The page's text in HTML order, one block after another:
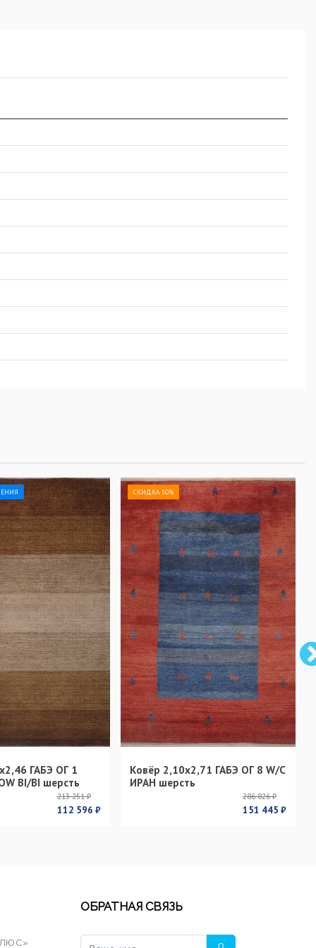
ГАБЭ ОГ 1
BI/BI шерсть
213 251 ₽
112 596 ₽
СКИДКА 50%
Ковёр 2,10х2,71 ГАБЭ ОГ 8 W/C
ИРАН шерсть
286 826 ₽
151 445 ₽
ОБРАТНАЯ СВЯЗЬ